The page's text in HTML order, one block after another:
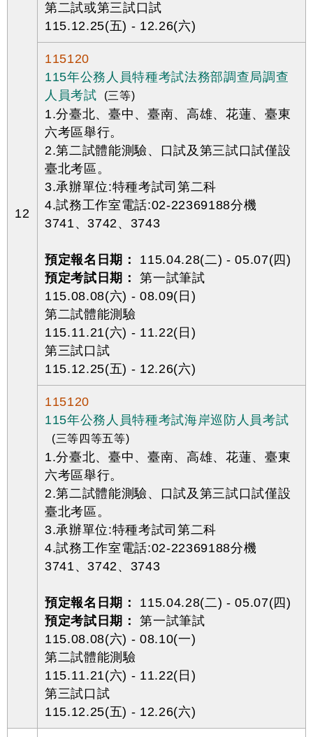
12
第二試或第三試口試
115.12.25(五) - 12.26(六)
115120
115年公務人員特種考試法務部調查局調查
人員考試
(三等)
1.分臺北、臺中、臺南、高雄、花蓮、臺東
六考區舉行。
2.第二試體能測驗、口試及第三試口試僅設
臺北考區。
3.承辦單位:特種考試司第二科
4.試務工作室電話:02-22369188分機
3741、3742、3743
預定報名日期：
115.04.28(二) - 05.07(四)
預定考試日期：
第一試筆試
115.08.08(六) - 08.09(日)
第二試體能測驗
115.11.21(六) - 11.22(日)
第三試口試
115.12.25(五) - 12.26(六)
115120
115年公務人員特種考試海岸巡防人員考試
(三等四等五等)
1.分臺北、臺中、臺南、高雄、花蓮、臺東
六考區舉行。
2.第二試體能測驗、口試及第三試口試僅設
臺北考區。
3.承辦單位:特種考試司第二科
4.試務工作室電話:02-22369188分機
3741、3742、3743
預定報名日期：
115.04.28(二) - 05.07(四)
預定考試日期：
第一試筆試
115.08.08(六) - 08.10(一)
第二試體能測驗
115.11.21(六) - 11.22(日)
第三試口試
115.12.25(五) - 12.26(六)